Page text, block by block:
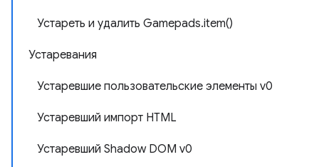
Устареть и удалить Gamepads.item()
Устаревания
Устаревшие пользовательские элементы v0
Устаревший импорт HTML
Устаревший Shadow DOM v0